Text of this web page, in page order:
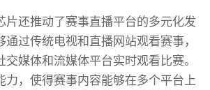
片还推动了赛事直播平台的多元化发
过传统电视和直播网站观看赛事，
媒体和流媒体平台实时观看比赛。
力，使得赛事内容能够在多个平台上